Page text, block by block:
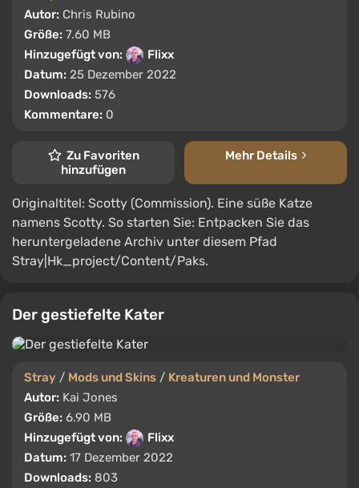
Autor: Chris Rubino
Größe: 7.60 MB
Hinzugefügt von:
Flixx
Datum: 25 Dezember 2022
Downloads: 576
Kommentare: 0
Zu Favoriten
hinzufügen
Mehr Details
Originaltitel: Scotty (Commission). Eine süße Katze
namens Scotty. So starten Sie: Entpacken Sie das
heruntergeladene Archiv unter diesem Pfad
Stray|Hk_project/Content/Paks.
Der gestiefelte Kater
Stray / Mods und Skins / Kreaturen und Monster
Autor: Kai Jones
Größe: 6.90 MB
Hinzugefügt von:
Flixx
Datum: 17 Dezember 2022
Downloads: 803